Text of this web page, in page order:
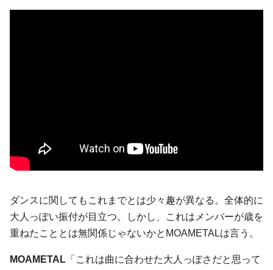
ダンスに関してもこれまでとは少々趣が異なる。全体的に
大人っぽい振付が目立つ。しかし、これはメンバーが歳を
重ねたこととは無関係じゃないかとMOAMETALは言う。
MOAMETAL 「これは曲に合わせた大人っぽさだと思って